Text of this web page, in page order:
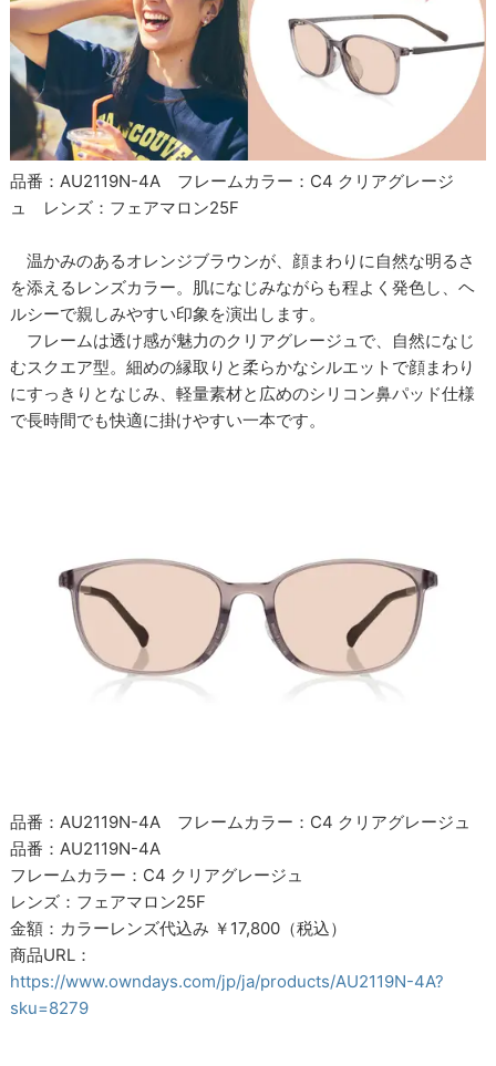
品番：AU2119N-4A フレームカラー：C4 クリアグレージ
ュ レンズ：フェアマロン25F
温かみのあるオレンジブラウンが、顔まわりに自然な明るさ
を添えるレンズカラー。肌になじみながらも程よく発色し、ヘ
ルシーで親しみやすい印象を演出します。
フレームは透け感が魅力のクリアグレージュで、自然になじ
むスクエア型。細めの縁取りと柔らかなシルエットで顔まわり
にすっきりとなじみ、軽量素材と広めのシリコン鼻パッド仕様
で長時間でも快適に掛けやすい一本です。
品番：AU2119N-4A フレームカラー：C4 クリアグレージュ
品番：AU2119N-4A
フレームカラー：C4 クリアグレージュ
レンズ：フェアマロン25F
金額：カラーレンズ代込み ￥17,800（税込）
商品URL：
https://www.owndays.com/jp/ja/products/AU2119N-4A?
sku=8279